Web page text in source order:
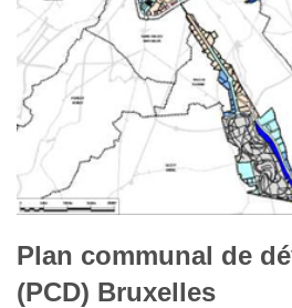
Plan communal de
(PCD) Bruxelles